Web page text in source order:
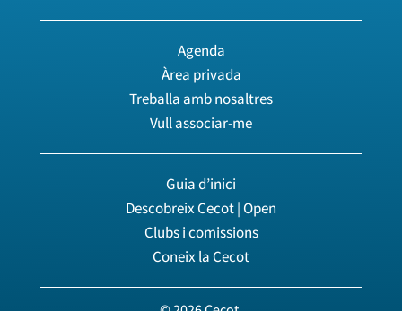
Agenda
Àrea privada
Treballa amb nosaltres
Vull associar-me
Guia d’inici
Descobreix Cecot | Open
Clubs i comissions
Coneix la Cecot